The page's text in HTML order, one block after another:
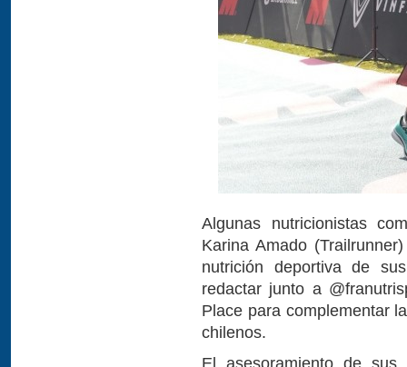
Algunas nutricionistas
Karina Amado
nutrición deportiva de
redactar junto a
Place para complementar
chilenos.
El asesoramiento de